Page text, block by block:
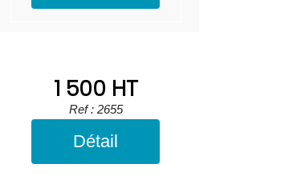
1 500 HT
Ref : 2655
Détail